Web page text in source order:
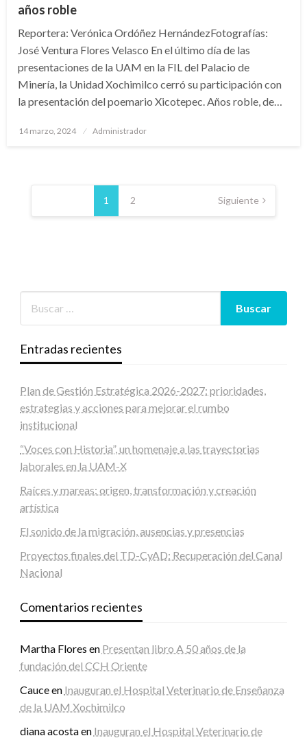
años roble
Reportera: Verónica Ordóñez HernándezFotografías:
José Ventura Flores Velasco En el último día de las
presentaciones de la UAM en la FIL del Palacio de
Minería, la Unidad Xochimilco cerró su participación con
la presentación del poemario Xicotepec. Años roble, de…
Publicado
14 marzo, 2024 Administrador
Paginación
entradas
1 2 Siguiente
Entradas recientes
Plan de Gestión Estratégica 2026-2027: prioridades,
estrategias y acciones para mejorar el rumbo
institucional
“Voces con Historia”, un homenaje a las trayectorias
laborales en la UAM-X
Raíces y mareas: origen, transformación y creación
artística
El sonido de la migración, ausencias y presencias
Proyectos finales del TD-CyAD: Recuperación del Canal
Nacional
Comentarios recientes
Martha Flores en Presentan libro A 50 años de la
fundación del CCH Oriente
Cauceen Inauguran el Hospital Veterinario de Enseñanza
de la UAM Xochimilco
diana acostaen Inauguran el Hospital Veterinario de